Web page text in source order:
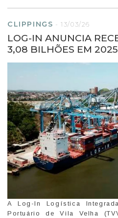
CLIPPINGS -13/03/26
LOG-IN ANUNCIA
3,08 BILHÕES EM 2025
A Log-In Logística
Portuário de Vila Velha